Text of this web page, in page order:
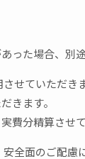
た場合、別
せていただきま
きます。
費分精算させて
全面のご配慮